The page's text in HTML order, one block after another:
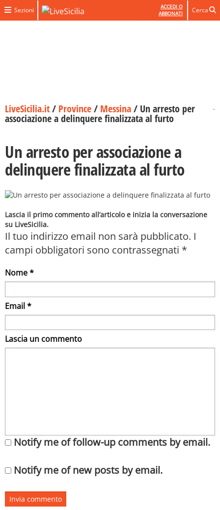
Sezioni
ACCEDI O
ABBONATI
Cerca
LiveSicilia.it/ Province/ Messina/ Un arresto per
associazione a delinquere finalizzata al furto
Un arresto per associazione a
delinquere finalizzata al furto
Lascia il primo commento all’articolo e inizia la conversazione
su LiveSicilia.
Il tuo indirizzo email non sarà pubblicato. I
campi obbligatori sono contrassegnati *
Nome *
Email *
Lascia un commento
Notify me of follow-up comments by email.
Notify me of new posts by email.